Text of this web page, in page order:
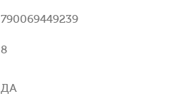
790069449239
8
ДА